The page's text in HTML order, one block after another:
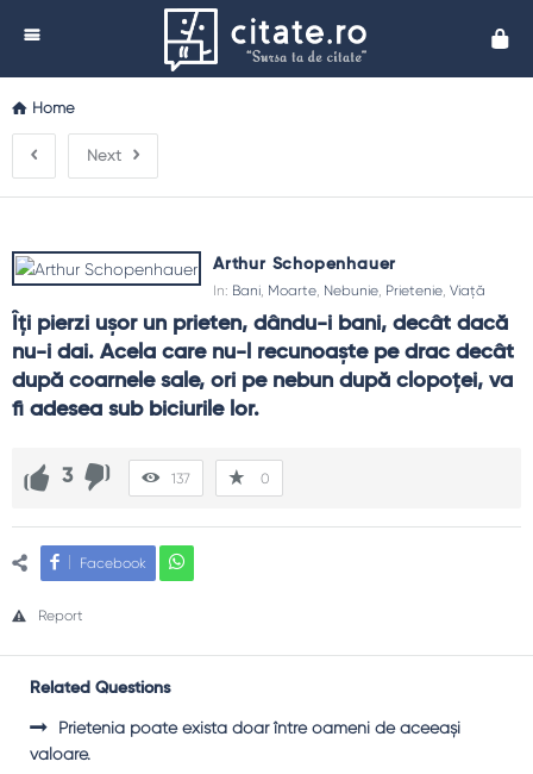
Home
Next
Arthur Schopenhauer
In: Bani, Moarte, Nebunie, Prietenie, Viață
Îţi pierzi uşor un prieten, dându-i bani, decât dacă
nu-i dai. Acela care nu-l recunoaşte pe drac decât
după coarnele sale, ori pe nebun după clopoţei, va
fi adesea sub biciurile lor.
3 137 0
Facebook
Report
Related Questions
Prietenia poate exista doar între oameni de aceeaşi
valoare.